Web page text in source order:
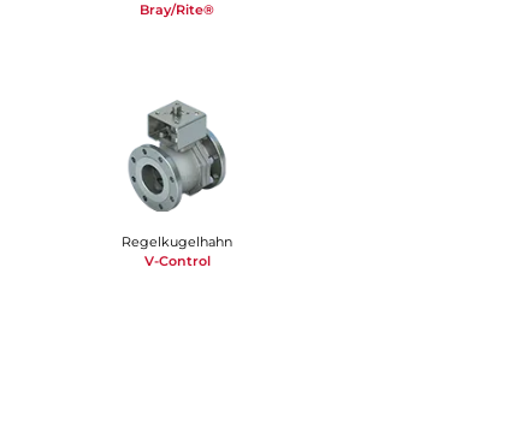
Bray/Rite®
Regelkugelhahn
V-Control